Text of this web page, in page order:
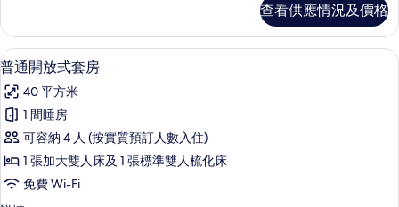
1
張
標
準
雙
人
床
的
房,
張
標
準
雙
床
詳
情
查看供應情況及價格
載
入
所
有
普
通
開
普通開放式套房 | 高級寢具、羽絨被
15
普通開放式套房
40 平方米
1 間睡房
可容納 4 人 (按實質預訂人數入住)
1 張加大雙人床及 1 張標準雙人梳化床
免費 Wi-Fi